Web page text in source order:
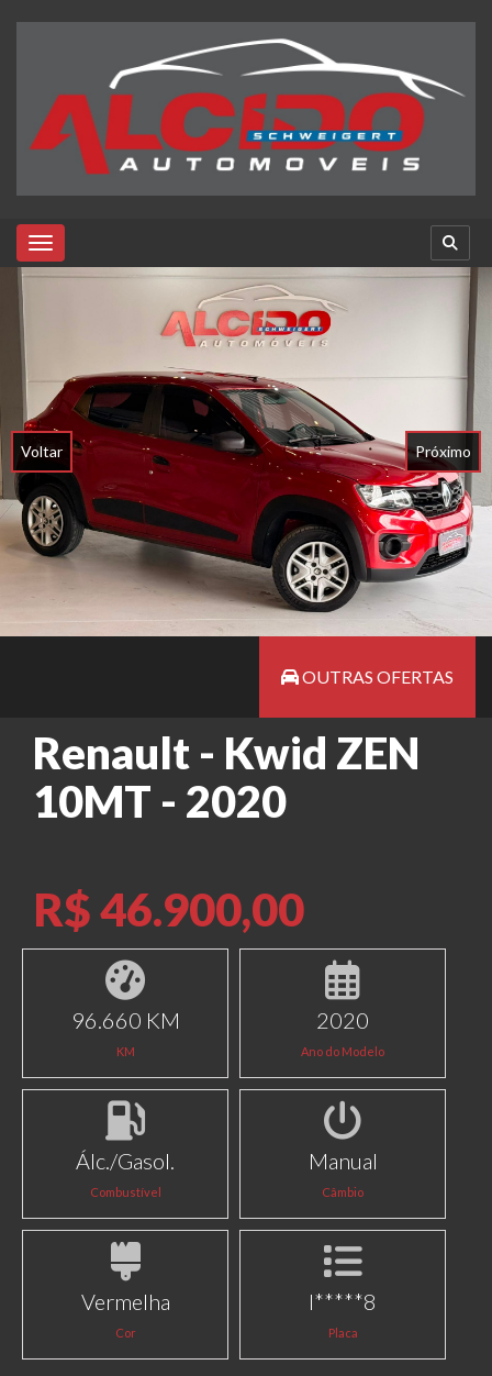
Toggle navigation
Voltar Próximo
OUTRAS OFERTAS
Renault - Kwid ZEN
10MT - 2020
R$ 46.900,00
96.660 KM
KM
2020
Ano do Modelo
Álc./Gasol.
Combustível
Manual
Câmbio
Vermelha
Cor
I*****8
Placa